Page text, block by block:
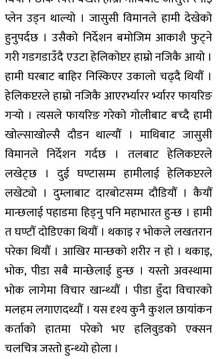
प्लेन उड्न थाल्यो । जासुसी विमानले हामी देखेको
हुनुपर्दछ । उसैको निर्देशन बमोजिम आकाशै फुट्ने
गरी गडगडाउँदै एउटा हेलिकोप्टर हाम्रो नजिकै आयो ।
हामी घरबाट बाहिर निस्किएर उकालो चढ्दै थियौं ।
हेलिकप्टरले हाम्रो नजिकै आएरर्भ्यारर र्भ्यारर फायरिङ
गर्‍यो । त्यसले फायरिङ गरेको गोलीबाट बच्दै हामी
खोल्साखोल्सै दौडन थाल्यौं । माथिबाट जासुसी
विमानले निर्देशन गर्दछ । तलबाट हेलिकप्टरले
लखेट्छ । दुई घण्टासम्म हामीलाई हेलिकप्टरले
लखेट्यो । दुम्लाबाट दारबोटसम्म दौडियौं । कैयौं
मान्छलाई पहाडमा हिड्नु पनि महाभारत हुन्छ । हामी
त घण्टौं दोडिएका थियौं । थकाइ र भोकले लखतरान
परेका थियौं । आखिर मान्छको शरीर न हो । थकाइ,
भोक, पीडा सबै मान्छेलाई हुन्छ । यस्तो अवस्थामा
भोक लागेमा विचार खान्थ्यौं । पीडा हुँदा विचारको
मलहम लगाएादथ्यौं । यस दृश्य कुनै कुशल छायांकन
कर्ताको हातमा परेको भए हलिवुडको एक्सन
चलचित्र जस्तो हुन्थ्यो होला ।